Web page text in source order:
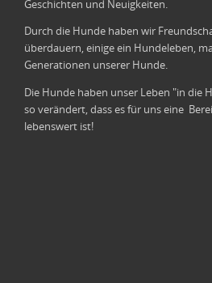
Geschichten und Neuigkeiten.
Durch die Hunde haben wir
überdauern, einige ein Hundeleben,
Generationen unserer Hunde.
Die Hunde haben unser Leben "in die
so verändert, dass es für uns eine
lebenswert ist!